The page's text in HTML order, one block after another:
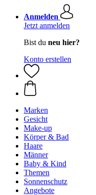
Anmelden
Jetzt anmelden
Bist du neu hier?
Konto erstellen
Marken
Gesicht
Make-up
Körper & Bad
Haare
Männer
Baby & Kind
Themen
Sonnenschutz
Angebote